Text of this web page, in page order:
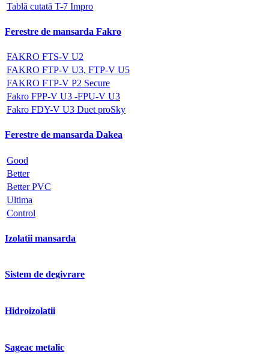
Tablă cutată T-7 Impro
Ferestre de mansarda Fakro
FAKRO FTS-V U2
FAKRO FTP-V U3, FTP-V U5
FAKRO FTP-V P2 Secure
Fakro FPP-V U3 -FPU-V U3
Fakro FDY-V U3 Duet proSky
Ferestre de mansarda Dakea
Good
Better
Better PVC
Ultima
Control
Izolatii mansarda
Sistem de degivrare
Hidroizolatii
Sageac metalic